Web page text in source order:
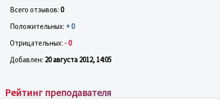
Всего отзывов: 0
Положительных: + 0
Отрицательных: - 0
Добавлен: 20 августа 2012, 14:05
Рейтинг преподавателя